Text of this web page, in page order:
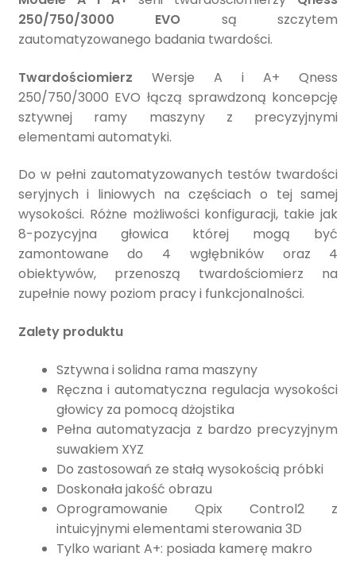
250/750/3000 EVO są szczytem
zautomatyzowanego badania twardości.
Twardościomierz Wersje A i A+ Qness
250/750/3000 EVO łączą sprawdzoną koncepcję
sztywnej ramy maszyny z precyzyjnymi
elementami automatyki.
Do w pełni zautomatyzowanych testów twardości
seryjnych i liniowych na częściach o tej samej
wysokości. Różne możliwości konfiguracji, takie jak
8-pozycyjna głowica której mogą być
zamontowane do 4 wgłębników oraz 4
obiektywów, przenoszą twardościomierz na
zupełnie nowy poziom pracy i funkcjonalności.
Zalety produktu
Sztywna i solidna rama maszyny
Ręczna i automatyczna regulacja wysokości
głowicy za pomocą dżojstika
Pełna automatyzacja z bardzo precyzyjnym
suwakiem XYZ
Do zastosowań ze stałą wysokością próbki
Doskonała jakość obrazu
Oprogramowanie Qpix Control2 z
intuicyjnymi elementami sterowania 3D
Tylko wariant A+: posiada kamerę makro